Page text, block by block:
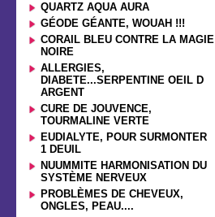
QUARTZ AQUA AURA
GÉODE GÉANTE, WOUAH !!!
CORAIL BLEU CONTRE LA MAGIE
NOIRE
ALLERGIES,
DIABETE...SERPENTINE OEIL D
ARGENT
CURE DE JOUVENCE,
TOURMALINE VERTE
EUDIALYTE, POUR SURMONTER
1 DEUIL
NUUMMITE HARMONISATION DU
SYSTÈME NERVEUX
PROBLÈMES DE CHEVEUX,
ONGLES, PEAU....